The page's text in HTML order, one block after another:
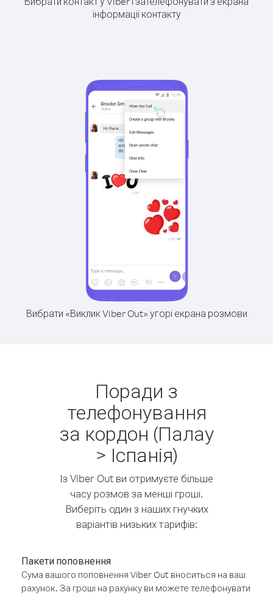
інформації контакту
Вибрати «Виклик Viber Out» угорі екрана розмови
Поради з
телефонування
за кордон (Палау
> Іспанія)
Із Viber Out ви отримуєте більше
часу розмов за менші гроші.
Виберіть один з наших гнучких
варіантів низьких тарифів:
Пакети поповнення
Сума вашого поповнення Viber Out вноситься на ваш
рахунок. За гроші на рахунку ви можете телефонувати